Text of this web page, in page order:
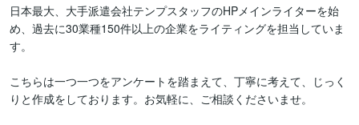
日本最大、大手派遣会社テンプスタッフのHPメインライターを始
め、過去に30業種150件以上の企業をライティングを担当していま
す。
こちらは一つ一つをアンケートを踏まえて、丁寧に考えて、じっく
りと作成をしております。お気軽に、ご相談くださいませ。